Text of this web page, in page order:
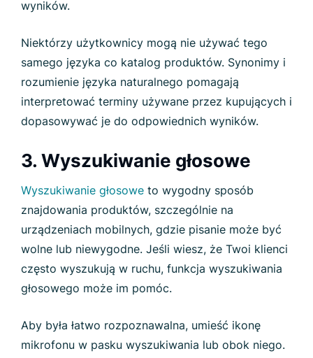
wyników.
Niektórzy użytkownicy mogą nie używać tego
samego języka co katalog produktów. Synonimy i
rozumienie języka naturalnego pomagają
interpretować terminy używane przez kupujących i
dopasowywać je do odpowiednich wyników.
3. Wyszukiwanie głosowe
Wyszukiwanie głosowe to wygodny sposób
znajdowania produktów, szczególnie na
urządzeniach mobilnych, gdzie pisanie może być
wolne lub niewygodne. Jeśli wiesz, że Twoi klienci
często wyszukują w ruchu, funkcja wyszukiwania
głosowego może im pomóc.
Aby była łatwo rozpoznawalna, umieść ikonę
mikrofonu w pasku wyszukiwania lub obok niego.